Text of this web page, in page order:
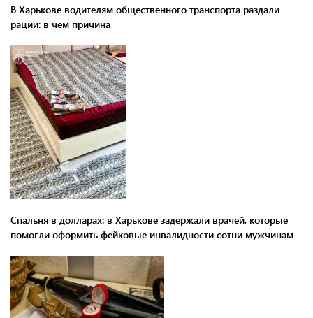
В Харькове водителям общественного транспорта раздали
рации: в чем причина
Спальня в долларах: в Харькове задержали врачей, которые
помогли оформить фейковые инвалидности сотни мужчинам